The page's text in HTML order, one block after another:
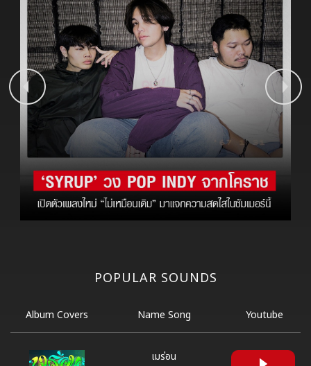
POPULAR SOUNDS
Album Covers Name Song Youtube
เมร่อน